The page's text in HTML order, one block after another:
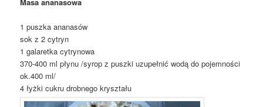
1 puszka ananasów
sok z 2 cytryn
1 galaretka cytrynowa
370-400 ml płynu /syrop z puszki uzupełnić wodą do pojemności
ok.400 ml/
4 łyżki cukru drobnego kryształu